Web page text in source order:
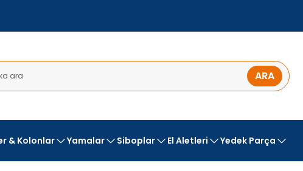
ARA
& Kolonlar Yamalar Siboplar El Aletleri Yedek Parça